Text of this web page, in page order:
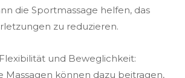
die Sportmassage helfen, das
zu reduzieren.
und Beweglichkeit:
Massagen können dazu beitragen,